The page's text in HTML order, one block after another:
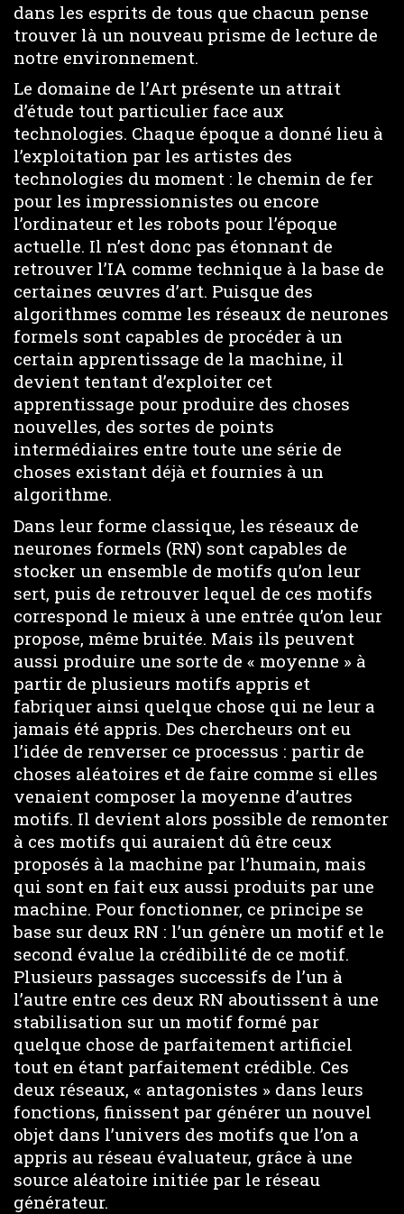
dans les esprits de tous que chacun pense
trouver là un nouveau prisme de lecture de
notre environnement.
Le domaine de l’Art présente un attrait
d’étude tout particulier face aux
technologies. Chaque époque a donné lieu à
l’exploitation par les artistes des
technologies du moment : le chemin de fer
pour les impressionnistes ou encore
l’ordinateur et les robots pour l’époque
actuelle. Il n’est donc pas étonnant de
retrouver l’IA comme technique à la base de
certaines œuvres d’art. Puisque des
algorithmes comme les réseaux de neurones
formels sont capables de procéder à un
certain apprentissage de la machine, il
devient tentant d’exploiter cet
apprentissage pour produire des choses
nouvelles, des sortes de points
intermédiaires entre toute une série de
choses existant déjà et fournies à un
algorithme.
Dans leur forme classique, les réseaux de
neurones formels (RN) sont capables de
stocker un ensemble de motifs qu’on leur
sert, puis de retrouver lequel de ces motifs
correspond le mieux à une entrée qu’on leur
propose, même bruitée. Mais ils peuvent
aussi produire une sorte de « moyenne » à
partir de plusieurs motifs appris et
fabriquer ainsi quelque chose qui ne leur a
jamais été appris. Des chercheurs ont eu
l’idée de renverser ce processus : partir de
choses aléatoires et de faire comme si elles
venaient composer la moyenne d’autres
motifs. Il devient alors possible de remonter
à ces motifs qui auraient dû être ceux
proposés à la machine par l’humain, mais
qui sont en fait eux aussi produits par une
machine. Pour fonctionner, ce principe se
base sur deux RN : l’un génère un motif et le
second évalue la crédibilité de ce motif.
Plusieurs passages successifs de l’un à
l’autre entre ces deux RN aboutissent à une
stabilisation sur un motif formé par
quelque chose de parfaitement artificiel
tout en étant parfaitement crédible. Ces
deux réseaux, « antagonistes » dans leurs
fonctions, finissent par générer un nouvel
objet dans l’univers des motifs que l’on a
appris au réseau évaluateur, grâce à une
source aléatoire initiée par le réseau
générateur.